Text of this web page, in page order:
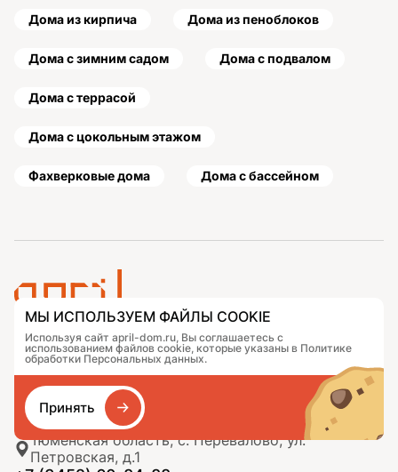
Дома из кирпича Дома из пеноблоков
Дома с зимним садом Дома с подвалом
Дома с террасой
Дома с цокольным этажом
Фахверковые дома Дома с бассейном
Проекты
Подобрать дом
Портфолио
О компании
Сравнение
Контакты
Журнал
Как заказать
Тюменская область, с. Перевалово, ул.
Петровская, д.1
МЫ ИСПОЛЬЗУЕМ ФАЙЛЫ COOKIE
Используя сайт april-dom.ru, Вы соглашаетесь с
использованием файлов cookie, которые указаны в Политике
обработки Персональных данных.
Принять